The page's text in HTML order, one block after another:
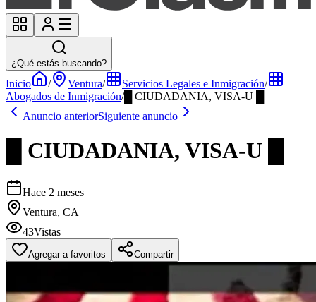
¿Qué estás buscando?
Inicio / Ventura/ Servicios Legales e Inmigración/
Abogados de Inmigración/ █ CIUDADANIA, VISA-U █
Anuncio anteriorSiguiente anuncio
█ CIUDADANIA, VISA-U █
Hace 2 meses
Ventura, CA
43Vistas
Agregar a favoritos Compartir